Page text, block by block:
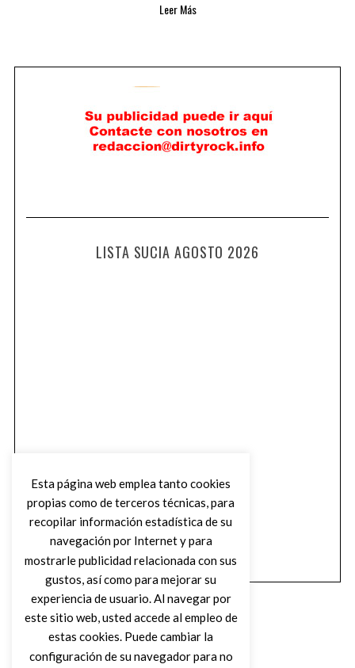
Leer Más
LISTA SUCIA AGOSTO 2026
Esta página web emplea tanto cookies
propias como de terceros técnicas, para
recopilar información estadística de su
navegación por Internet y para
mostrarle publicidad relacionada con sus
gustos, así como para mejorar su
experiencia de usuario. Al navegar por
este sitio web, usted accede al empleo de
estas cookies. Puede cambiar la
configuración de su navegador para no